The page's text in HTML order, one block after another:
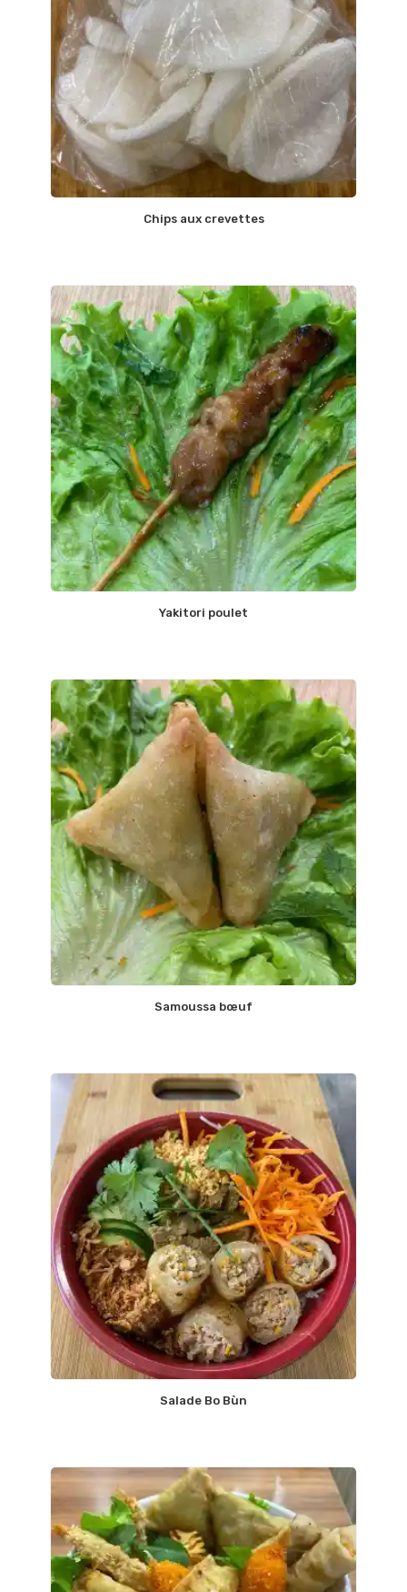
Chips aux crevettes
Yakitori poulet
Samoussa bœuf
Salade Bo Bùn